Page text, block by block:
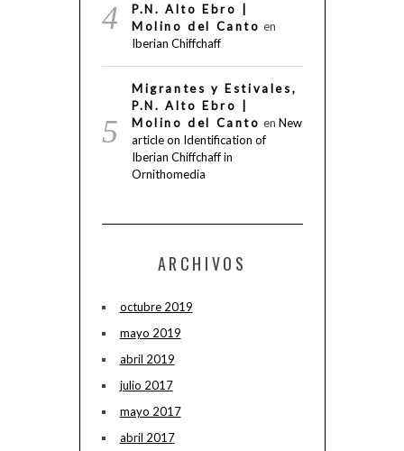
P.N. Alto Ebro |
Molino del Canto en
Iberian Chiffchaff
Migrantes y Estivales,
P.N. Alto Ebro |
Molino del Canto en New
article on Identification of
Iberian Chiffchaff in
Ornithomedia
ARCHIVOS
octubre 2019
mayo 2019
abril 2019
julio 2017
mayo 2017
abril 2017